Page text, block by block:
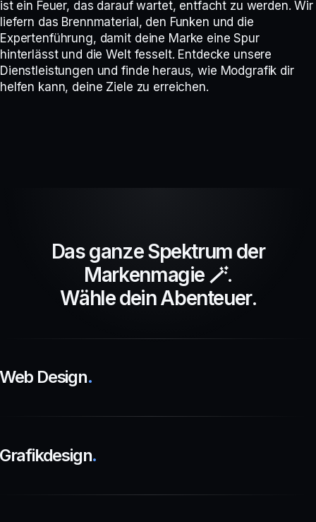
ist ein Feuer, das darauf wartet, entfacht zu werden. Wir
liefern das Brennmaterial, den Funken und die
Expertenführung, damit deine Marke eine Spur
hinterlässt und die Welt fesselt. Entdecke unsere
Dienstleistungen und finde heraus, wie Modgrafik dir
helfen kann, deine Ziele zu erreichen.
DasganzeSpektrum der
Markenmagie 🪄.
WähledeinAbenteuer.
Design.
.